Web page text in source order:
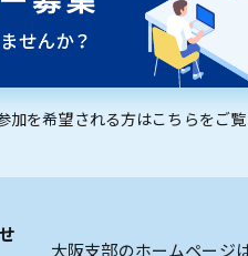
加を希望される方はこちらをご覧
大阪支部のホームページ